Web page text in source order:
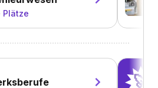
Plätze
🚀